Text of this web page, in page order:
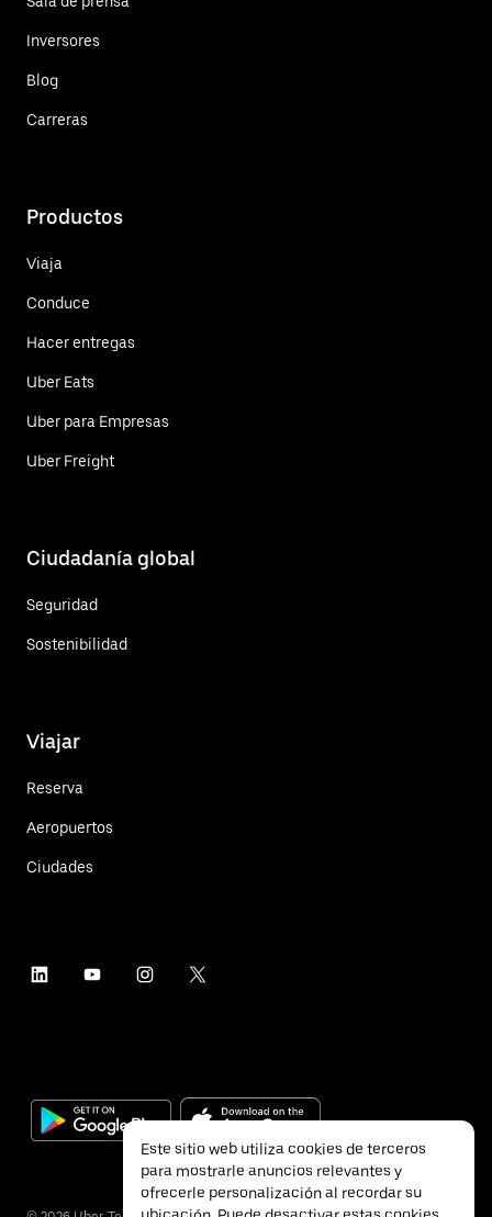
Inversores
Blog
Carreras
Productos
Viaja
Conduce
Hacer entregas
Uber Eats
Uber para Empresas
Uber Freight
Ciudadanía global
Seguridad
Sostenibilidad
Viajar
Reserva
Aeropuertos
Ciudades
Este sitio web utiliza cookies de terceros
para mostrarle anuncios relevantes y
ofrecerle personalización al recordar su